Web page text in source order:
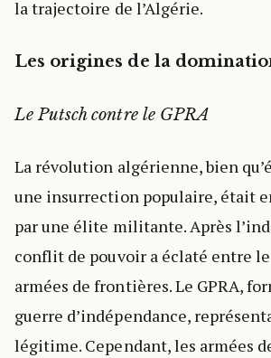
la trajectoire de l’Algérie.
Les origines de la
Le Putsch contre le GPRA
La révolution algérienne, bien
une insurrection populaire, était
par une élite militante. Après
conflit de pouvoir a éclaté entre le
armées de frontières. Le GPRA,
guerre d’indépendance,
légitime. Cependant, les armées